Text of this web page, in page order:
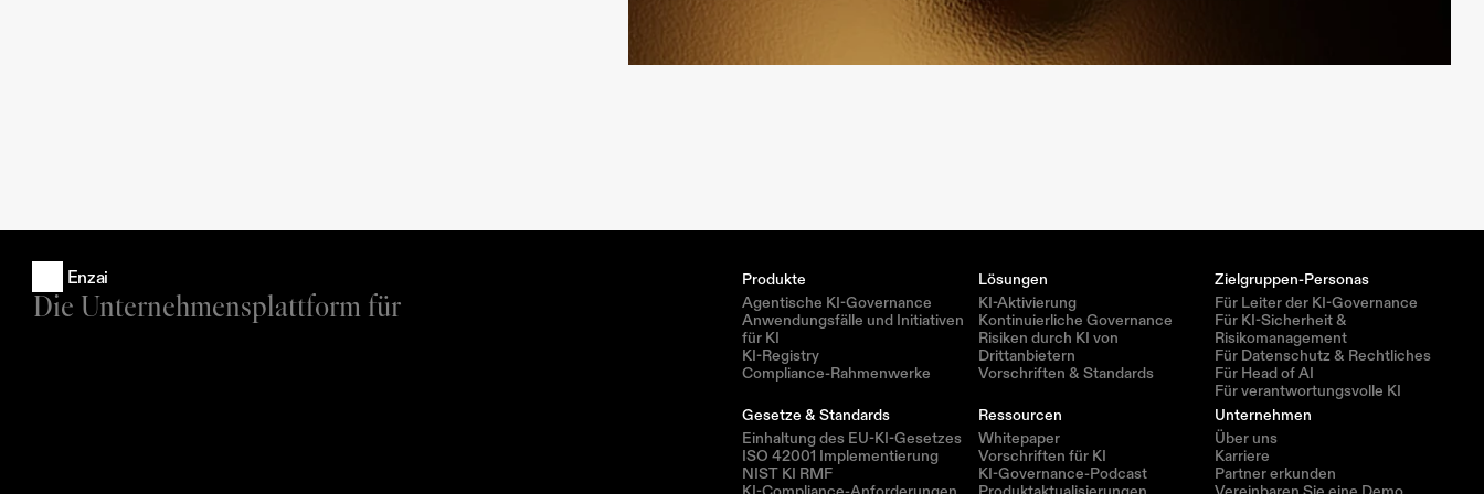
Enzai
Die Unternehmensplattform für
Produkte
Agentische KI-Governance
Anwendungsfälle und Initiativen
für KI
KI-Registry
Compliance-Rahmenwerke
Lösungen
KI-Aktivierung
Kontinuierliche Governance
Risiken durch KI von
Drittanbietern
Vorschriften & Standards
Zielgruppen-Personas
Für Leiter der KI-Governance
Für KI-Sicherheit &
Risikomanagement
Für Datenschutz & Rechtliches
Für Head of AI
Für verantwortungsvolle KI
Gesetze & Standards
Einhaltung des EU-KI-Gesetzes
ISO 42001 Implementierung
NIST KI RMF
Ressourcen
Whitepaper
Vorschriften für KI
KI-Governance-Podcast
Unternehmen
Über uns
Karriere
Partner erkunden